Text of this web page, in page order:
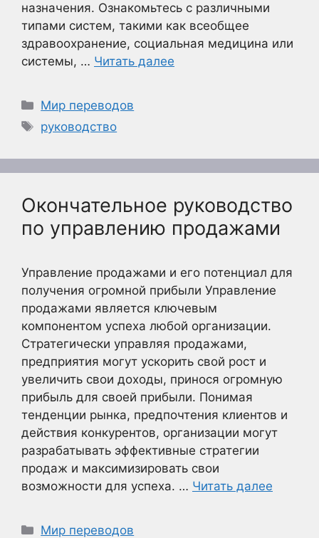
назначения. Ознакомьтесь с различными
типами систем, такими как всеобщее
здравоохранение, социальная медицина или
системы, … Читать далее
Рубрики
Мир переводов
Метки
руководство
Окончательное руководство
по управлению продажами
Управление продажами и его потенциал для
получения огромной прибыли Управление
продажами является ключевым
компонентом успеха любой организации.
Стратегически управляя продажами,
предприятия могут ускорить свой рост и
увеличить свои доходы, принося огромную
прибыль для своей прибыли. Понимая
тенденции рынка, предпочтения клиентов и
действия конкурентов, организации могут
разрабатывать эффективные стратегии
продаж и максимизировать свои
возможности для успеха. … Читать далее
Рубрики
Мир переводов